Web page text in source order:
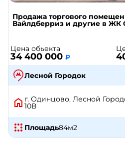
Продажа торгового
Вайлдберриз и другие в ЖК
Цена обьекта
34 400 000 ₽
Лесной Городок
г. Одинцово, Лесной
10В
Площадь84м2